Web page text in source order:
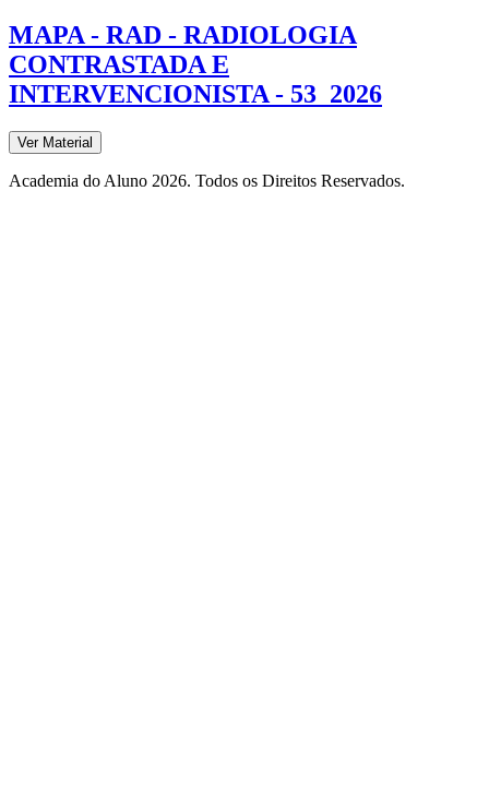
MAPA - RAD - RADIOLOGIA
CONTRASTADA E
INTERVENCIONISTA - 53_2026
Ver Material
Academia do Aluno 2026. Todos os Direitos Reservados.